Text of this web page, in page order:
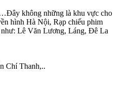
không những là khu vực cho
hình Hà Nội, Rạp chiếu phim
như: Lê Văn Lương, Láng, Đê La
Chí Thanh,..